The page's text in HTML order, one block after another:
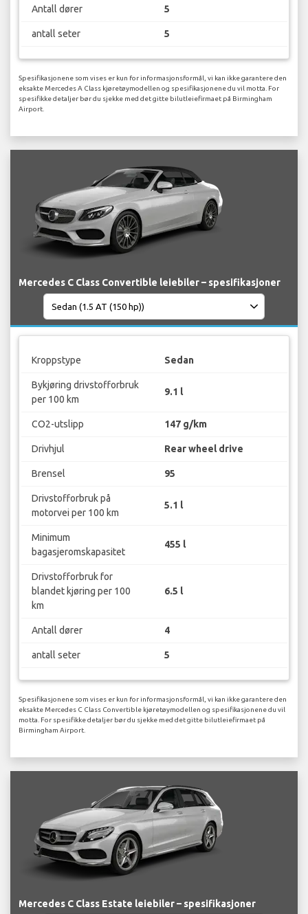
Antall dører 5
antall seter 5
Spesifikasjonene som vises er kun for informasjonsformål, vi kan ikke garantere den
eksakte Mercedes A Class kjøretøymodellen og spesifikasjonene du vil motta. For
spesifikke detaljer bør du sjekke med det gitte bilutleiefirmaet på Birmingham
Airport.
Mercedes C Class Convertible leiebiler – spesifikasjoner
Kroppstype Sedan
Bykjøring drivstofforbruk
per 100 km
9.1 l
CO2-utslipp 147 g/km
Drivhjul Rear wheel drive
Brensel 95
Drivstofforbruk på
motorvei per 100 km
5.1 l
Minimum
bagasjeromskapasitet
455 l
Drivstofforbruk for
blandet kjøring per 100
km
6.5 l
Antall dører 4
antall seter 5
Spesifikasjonene som vises er kun for informasjonsformål, vi kan ikke garantere den
eksakte Mercedes C Class Convertible kjøretøymodellen og spesifikasjonene du vil
motta. For spesifikke detaljer bør du sjekke med det gitte bilutleiefirmaet på
Birmingham Airport.
Mercedes C Class Estate leiebiler – spesifikasjoner